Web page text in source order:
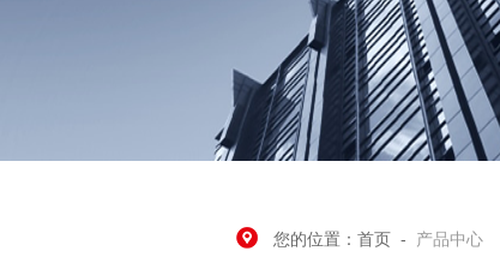
您的位置： 首页 - 产品中心